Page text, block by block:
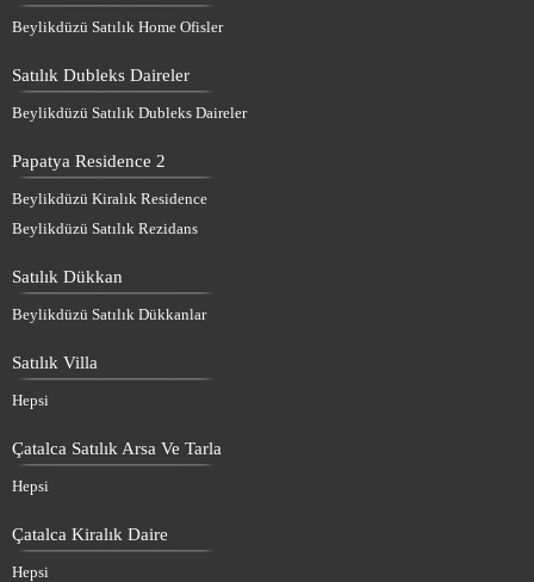
Beylikdüzü Satılık Home Ofisler
Satılık Dubleks Daireler
Beylikdüzü Satılık Dubleks Daireler
Papatya Residence 2
Beylikdüzü Kiralık Residence
Beylikdüzü Satılık Rezidans
Satılık Dükkan
Beylikdüzü Satılık Dükkanlar
Satılık Villa
Hepsi
Çatalca Satılık Arsa Ve Tarla
Hepsi
Çatalca Kiralık Daire
Hepsi